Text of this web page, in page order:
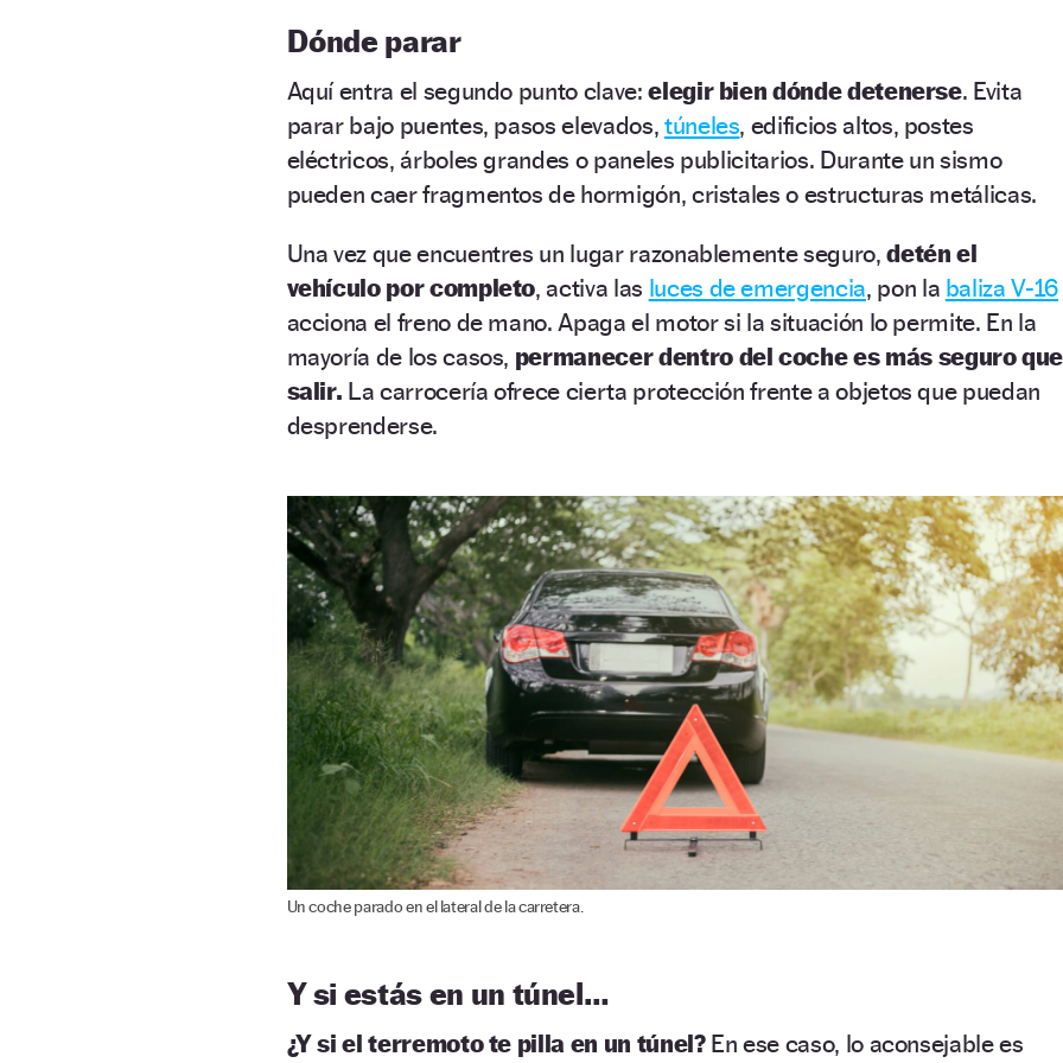
Dónde parar
Aquí entra el segundo punto clave:elegir bien dónde detenerse. Evita
parar bajo puentes, pasos elevados, túneles, edificios altos, postes
eléctricos, árboles grandes o paneles publicitarios. Durante un sismo
pueden caer fragmentos de hormigón, cristales o estructuras metálicas.
Una vez que encuentres un lugar razonablemente seguro,detén el
vehículo por completo, activa las luces de emergencia, pon la baliza V-16
acciona el freno de mano. Apaga el motor si la situación lo permite. En la
mayoría de los casos, permanecer dentro del coche es más seguro que
salir. La carrocería ofrece cierta protección frente a objetos que puedan
desprenderse.
Un coche parado en el lateral de la carretera.
Y si estás en un túnel…
¿Y si el terremoto te pilla en un túnel?En ese caso, lo aconsejable es